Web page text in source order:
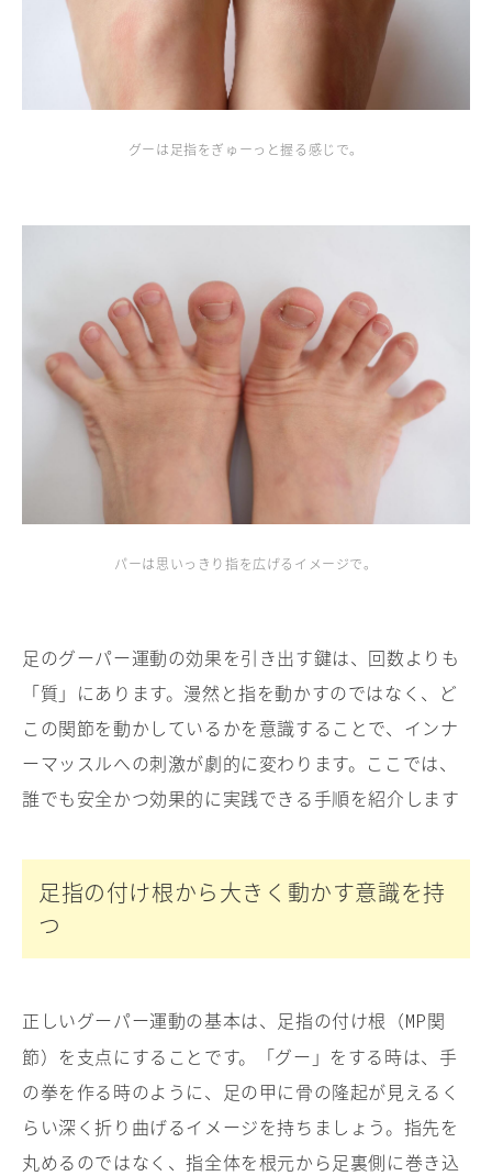
グーは足指をぎゅーっと握る感じで。
パーは思いっきり指を広げるイメージで。
足のグーパー運動の効果を引き出す鍵は、回数よりも
「質」にあります。漫然と指を動かすのではなく、ど
この関節を動かしているかを意識することで、インナ
ーマッスルへの刺激が劇的に変わります。ここでは、
誰でも安全かつ効果的に実践できる手順を紹介します
足指の付け根から大きく動かす意識を持
つ
正しいグーパー運動の基本は、足指の付け根（MP関
節）を支点にすることです。「グー」をする時は、手
の拳を作る時のように、足の甲に骨の隆起が見えるく
らい深く折り曲げるイメージを持ちましょう。指先を
丸めるのではなく、指全体を根元から足裏側に巻き込